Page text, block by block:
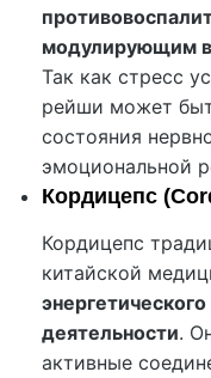
модулирующим
Так как стресс
рейши может
состояния
эмоциональной
Кордицепс
Кордицепс
китайской
деятельности.
активные